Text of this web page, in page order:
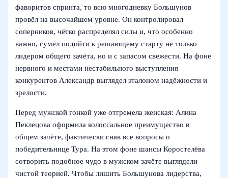
фаворитов спринта, то всю многодневку Большунов
провёл на высочайшем уровне. Он контролировал
соперников, чётко распределял силы и, что особенно
важно, сумел подойти к решающему старту не только
лидером общего зачёта, но и с запасом свежести. На фоне
нервного и местами нестабильного выступления
конкурентов Александр выглядел эталоном надёжности и
зрелости.
Перед мужской гонкой уже отгремела женская: Алина
Пеклецова оформила колоссальное преимущество в
общем зачёте, фактически сняв все вопросы о
победительнице Тура. На этом фоне шансы Коростелёва
сотворить подобное чудо в мужском зачёте выглядели
чистой теорией. Чтобы лишить Большунова лидерства,